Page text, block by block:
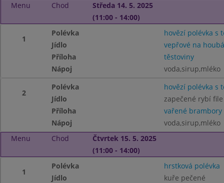
Menu
Chod
Středa 14. 5. 2025
(11:00 - 14:00)
1
Polévka
hovězí polévka s
Jídlo
vepřové na
Příloha
těstoviny
Nápoj
voda,sirup,mléko
2
Polévka
hovězí polévka s
Jídlo
zapečené rybí
Příloha
vařené brambory
Nápoj
voda,sirup,mléko
Menu
Chod
Čtvrtek 15. 5. 2025
(11:00 - 14:00)
1
Polévka
hrstková polévka
Jídlo
kuře pečené